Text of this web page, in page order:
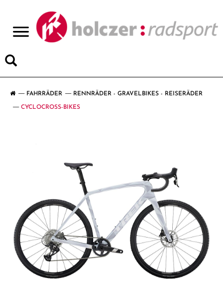
FAHRRÄDER RENNRÄDER - GRAVELBIKES - REISERÄDER
CYCLOCROSS-BIKES